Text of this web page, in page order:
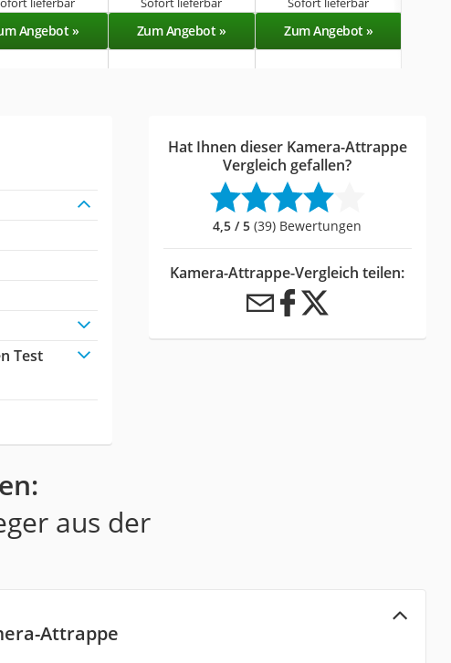
Angebot » Zum Angebot » Zum Angebot »
Test
Hat Ihnen dieser Kamera-Attrappe
Vergleich gefallen?
4,5 / 5 (39) Bewertungen
Kamera-Attrappe-Vergleich teilen:
aus der
Attrappe